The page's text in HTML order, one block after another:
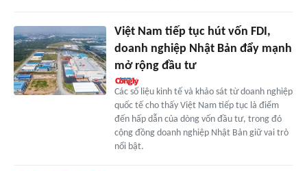
Việt Nam tiếp tục hút vốn FDI,
doanh nghiệp Nhật Bản đẩy mạnh
mở rộng đầu tư
Các số liệu kinh tế và khảo sát từ doanh nghiệp
quốc tế cho thấy Việt Nam tiếp tục là điểm
đến hấp dẫn của dòng vốn đầu tư, trong đó
cộng đồng doanh nghiệp Nhật Bản giữ vai trò
nổi bật.